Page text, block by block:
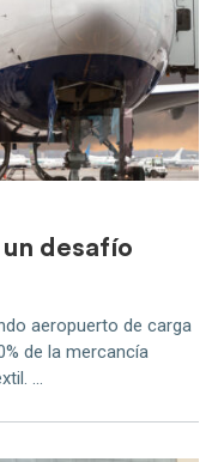
desafío
aeropuerto de carga
de la mercancía
...